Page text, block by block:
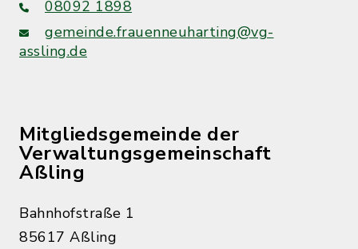
08092 1898
gemeinde.frauenneuharting@vg-
assling.de
Mitgliedsgemeinde der
Verwaltungsgemeinschaft
Aßling
Bahnhofstraße 1
85617 Aßling